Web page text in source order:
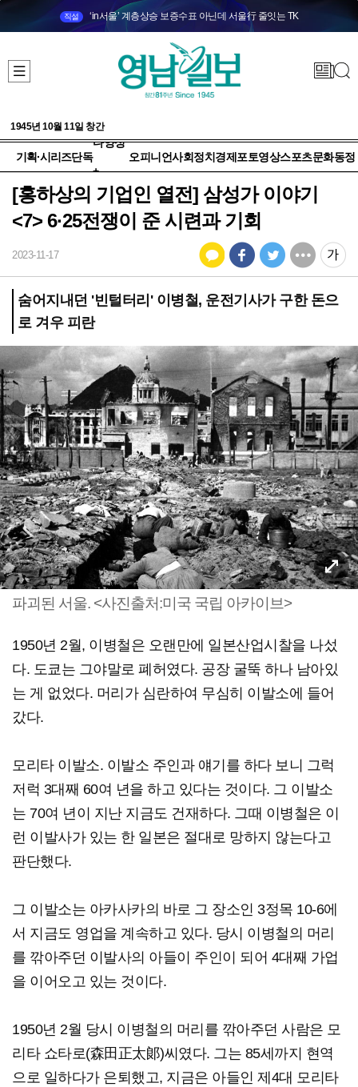
직설 ‘in서울’ 계층상승 보증수표 아닌데 서울行 줄잇는 TK
1945년 10월 11일 창간
기획·시리즈단독
다양성
+
오피니언사회정치 경제 포토영상스포츠문화동정
[홍하상의 기업인 열전] 삼성가 이야기
<7> 6·25전쟁이 준 시련과 기회
2023-11-17
숨어지내던 '빈털터리' 이병철, 운전기사가 구한 돈으
로 겨우 피란
파괴된 서울. <사진출처:미국 국립 아카이브>
1950년 2월, 이병철은 오랜만에 일본산업시찰을 나섰
다. 도쿄는 그야말로 폐허였다. 공장 굴뚝 하나 남아있
는 게 없었다. 머리가 심란하여 무심히 이발소에 들어
갔다.
모리타 이발소. 이발소 주인과 얘기를 하다 보니 그럭
저럭 3대째 60여 년을 하고 있다는 것이다. 그 이발소
는 70여 년이 지난 지금도 건재하다. 그때 이병철은 이
런 이발사가 있는 한 일본은 절대로 망하지 않는다고
판단했다.
그 이발소는 아카사카의 바로 그 장소인 3정목 10-6에
서 지금도 영업을 계속하고 있다. 당시 이병철의 머리
를 깎아주던 이발사의 아들이 주인이 되어 4대째 가업
을 이어오고 있는 것이다.
1950년 2월 당시 이병철의 머리를 깎아주던 사람은 모
리타 쇼타로(森田正太郞)씨였다. 그는 85세까지 현역
으로 일하다가 은퇴했고, 지금은 아들인 제4대 모리타